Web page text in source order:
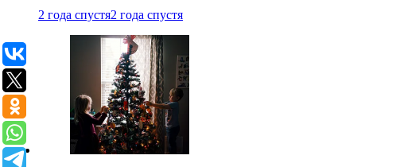
2 года спустя2 года спустя